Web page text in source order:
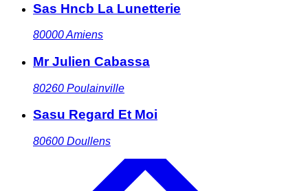
Sas Hncb La Lunetterie
80000Amiens
Mr Julien Cabassa
80260 Poulainville
Sasu Regard Et Moi
80600 Doullens